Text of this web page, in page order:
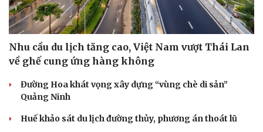
Văn hóa
Sân khấu - Điện ảnh
Âm nhạc
Giải trí
Sao Việt
Nhu cầu du lịch tăng cao, Việt Nam vượt Thái Lan
về ghế cung ứng hàng không
Đường Hoa khát vọng xây dựng “vùng chè di sản”
Quảng Ninh
Huế khảo sát du lịch đường thủy, phương án thoát lũ